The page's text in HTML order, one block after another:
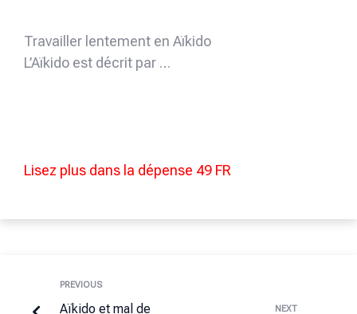
Travailler lentement en Aïkido
L’Aïkido est décrit par …
Lisez plus dans la dépense 49 FR
PREVIOUS
Aïkido et mal de
NEXT